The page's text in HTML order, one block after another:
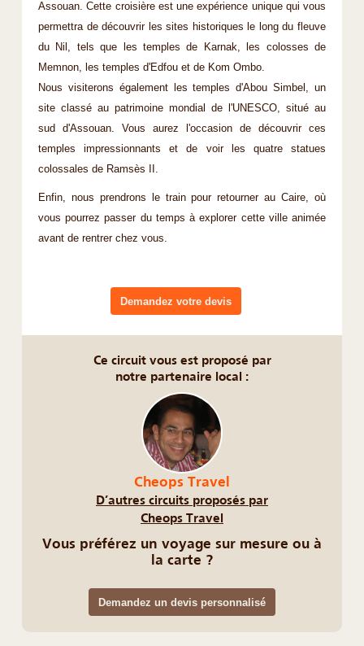
Assouan. Cette croisière est une expérience unique qui vous
permettra de découvrir les sites historiques le long du fleuve
du Nil, tels que les temples de Karnak, les colosses de
Memnon, les temples d'Edfou et de Kom Ombo.
Nous visiterons également les temples d'Abou Simbel, un
site classé au patrimoine mondial de l'UNESCO, situé au
sud d'Assouan. Vous aurez l'occasion de découvrir ces
temples impressionnants et de voir les quatre statues
colossales de Ramsès II.
Enfin, nous prendrons le train pour retourner au Caire, où
vous pourrez passer du temps à explorer cette ville animée
avant de rentrer chez vous.
Demandez votre devis
Ce circuit vous est proposé par
notre partenaire local :
Cheops Travel
D’autres circuits proposés par
Cheops Travel
Vous préférez un voyage sur mesure ou à
la carte ?
Demandez un devis personnalisé